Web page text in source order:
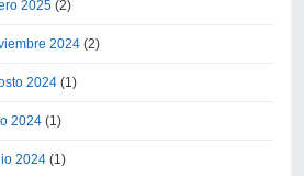
2025(2)
2024(2)
2024(1)
2024(1)
2024(1)